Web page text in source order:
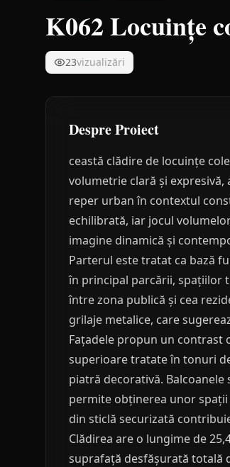
K062 Locuințe
23vizualizări
Despre Proiect
ceastă clădire de locuințe
volumetrie clară și
reper urban în contextul
echilibrată, iar jocul
imagine dinamică și
Parterul este tratat ca bază
în principal parcării, spațiilor
între zona publică și cea
grilaje metalice, care
Fațadele propun un contrast
superioare tratate în tonuri
piatră decorativă.
permite obținerea unor spații
din sticlă securizată
Clădirea are o lungime de
suprafață desfășurată totală